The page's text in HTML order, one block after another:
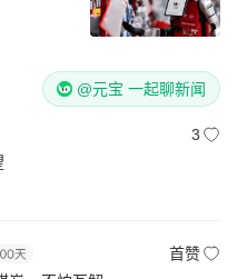
@元宝 一起聊新闻
3
首赞